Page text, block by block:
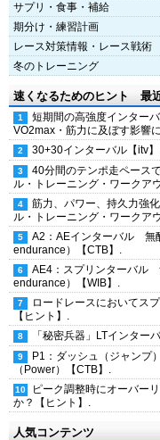
サプリ・食事・補給
期分け・練習計画
レース対策情報・レース戦術
冬のトレーニング
速くなるためのヒント 最
短期間の高強度インター
VO2max・筋力に及ぼす影響
30+30インターバル【itv
40分間のテンポ走ペース
ル・トレーニング・ワークア
筋力、パワー、持久力強
ル・トレーニング・ワークア
A2：AEインターバル 無
endurance）【CTB】.
AE4：スプリンターバル
endurance）【WIB】.
ロードレースにおいてス
【ヒント】.
「秘密兵器」LTインター
P1：ダッシュ（ジャン
（Power）【CTB】.
ピーク調整時にオーバー
か？【ヒント】.
人気コンテンツ